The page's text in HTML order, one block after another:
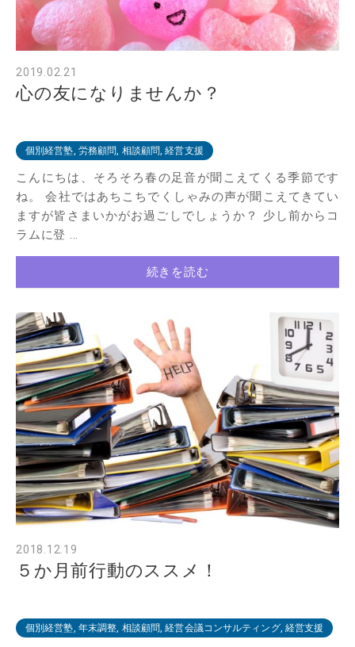
2019.02.21
心の友になりませんか？
個別経営塾, 労務顧問, 相談顧問, 経営支援
こんにちは、そろそろ春の足音が聞こえてくる季節です
ね。 会社ではあちこちでくしゃみの声が聞こえてきてい
ますが皆さまいかがお過ごしでしょうか？ 少し前からコ
ラムに登 ...
続きを読む
2018.12.19
５か月前行動のススメ！
個別経営塾, 年末調整, 相談顧問, 経営会議コンサルティング, 経営支援